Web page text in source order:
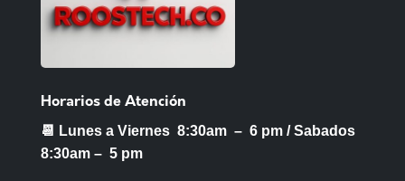
Horarios de Atención
📆 Lunes a Viernes 8:30am – 6 pm /Sabados
8:30am – 5 pm